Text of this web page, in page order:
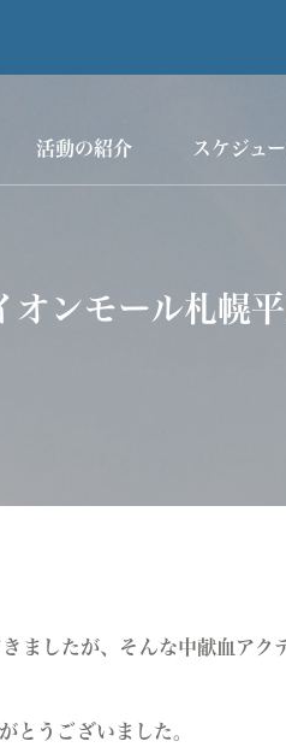
活動の紹介 スケジュ
オンモール札幌
ましたが、そんな中献血アク
とうございました。